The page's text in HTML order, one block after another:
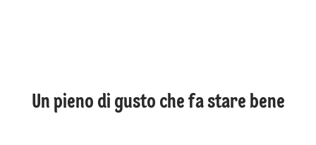
Un pieno di gusto che fa stare bene